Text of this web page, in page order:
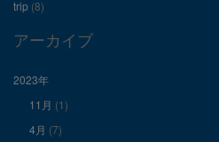
で
示
trip (8)
アーカイブ
2023年
11月 (1)
4月 (7)